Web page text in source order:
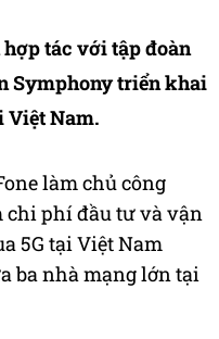
tác với tập đoàn
Symphony triển khai
Việt Nam.
làm chủ công
chi phí đầu tư và vận
5G tại Việt Nam
ba nhà mạng lớn tại